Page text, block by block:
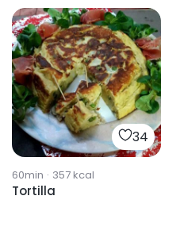
34
60min · 357kcal
Tortilla